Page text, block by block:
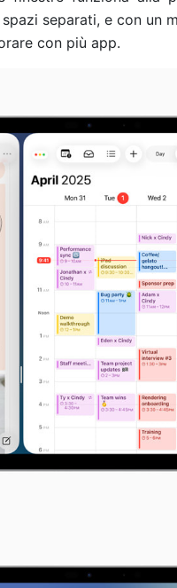
separati, e con un
con più app.